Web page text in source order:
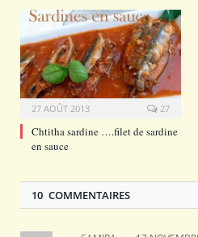
27 AOÛT 2013 27
Chtitha sardine ….filet de sardine
en sauce
10 COMMENTAIRES